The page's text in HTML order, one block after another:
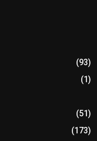
(93)
(1)
(51)
(173)